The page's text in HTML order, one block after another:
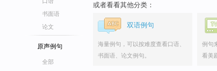
书面语
论文
原声例句
全部
或者看看其他分类：
双语例句
海量例句，可以按难度查看口语、
书面语、论文例句。
例句
看美